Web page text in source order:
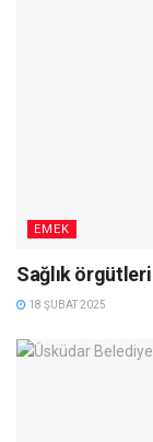
EMEK
Sağlık örgütleri
18 ŞUBAT 2025